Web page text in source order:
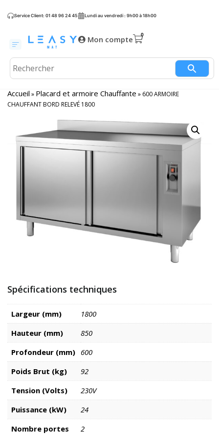
Service Client: 01 48 96 24 45 Lundi au vendredi : 9h00 à 18h00
Mon compte
Accueil » Placard et armoire Chauffante » 600 ARMOIRE
CHAUFFANT BORD RELEVÉ 1800
Spécifications techniques
Largeur (mm)
1800
Hauteur (mm)
850
Profondeur (mm) 600
Poids Brut (kg)
92
Tension (Volts)
230V
Puissance (kW)
24
Nombre portes
2